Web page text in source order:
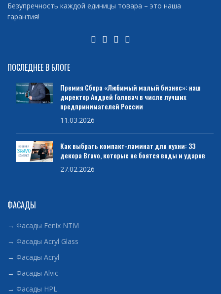
Безупречность каждой единицы товара – это наша
гарантия!
ПОСЛЕДНЕЕ В БЛОГЕ
Премия Сбера «Любимый малый бизнес»: наш
директор Андрей Головач в числе лучших
предпринимателей России
11.03.2026
Как выбрать компакт-ламинат для кухни: 33
декора Bravo, которые не боятся воды и ударов
27.02.2026
ФАСАДЫ
→ Фасады Fenix NTM
→ Фасады Acryl Glass
→ Фасады Acryl
→ Фасады Alvic
→ Фасады HPL